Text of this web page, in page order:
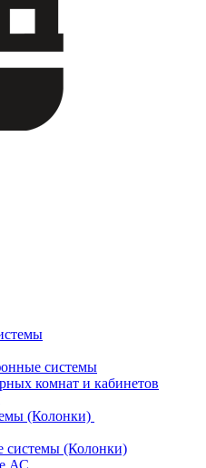
системы
комнат и кабинетов
(Колонки)
системы (Колонки)